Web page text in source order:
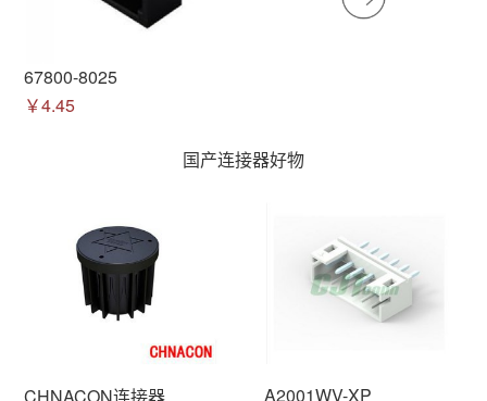
67800-8025
￥4.45
国产连接器好物
A2001WV-XP